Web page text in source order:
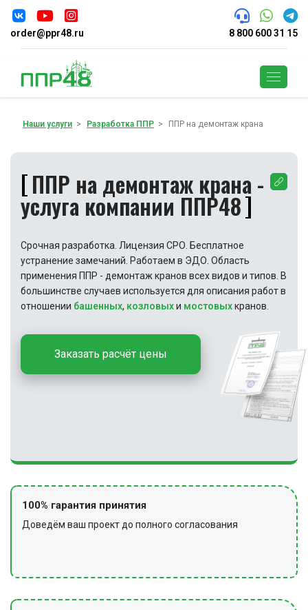
order@ppr48.ru 8 800 600 31 15
Наши услуги Разработка ППР ППР на демонтаж крана
ППР на демонтаж крана -
услуга компании ППР48
Срочная разработка. Лицензия СРО. Бесплатное
устранение замечаний. Работаем в ЭДО. Область
применения ППР - демонтаж кранов всех видов и типов. В
большинстве случаев используется для описания работ в
отношении башенных, козловыхи мостовыхкранов.
Заказать расчёт цены
100% гарантия принятия
Доведём ваш проект до полного согласования